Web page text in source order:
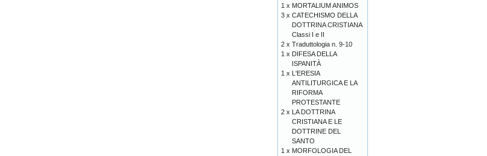
1 x MORTALIUM ANIMOS
3 x CATECHISMO DELLA
DOTTRINA CRISTIANA
Classi I e II
2 x Traduttologia n. 9-10
1 x DIFESA DELLA
ISPANITÀ
1 x L'ERESIA
ANTILITURGICA E LA
RIFORMA
PROTESTANTE
2 x LA DOTTRINA
CRISTIANA E LE
DOTTRINE DEL
SANTO
1 x MORFOLOGIA DEL